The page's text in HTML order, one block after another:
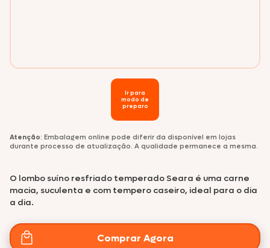
Ir para
modo de
preparo
Atenção: Embalagem online pode diferir da disponível em lojas
durante processo de atualização. A qualidade permanece a mesma.
O lombo suíno resfriado temperado Seara é uma carne
macia, suculenta e com tempero caseiro, ideal para o dia
a dia.
Comprar Agora